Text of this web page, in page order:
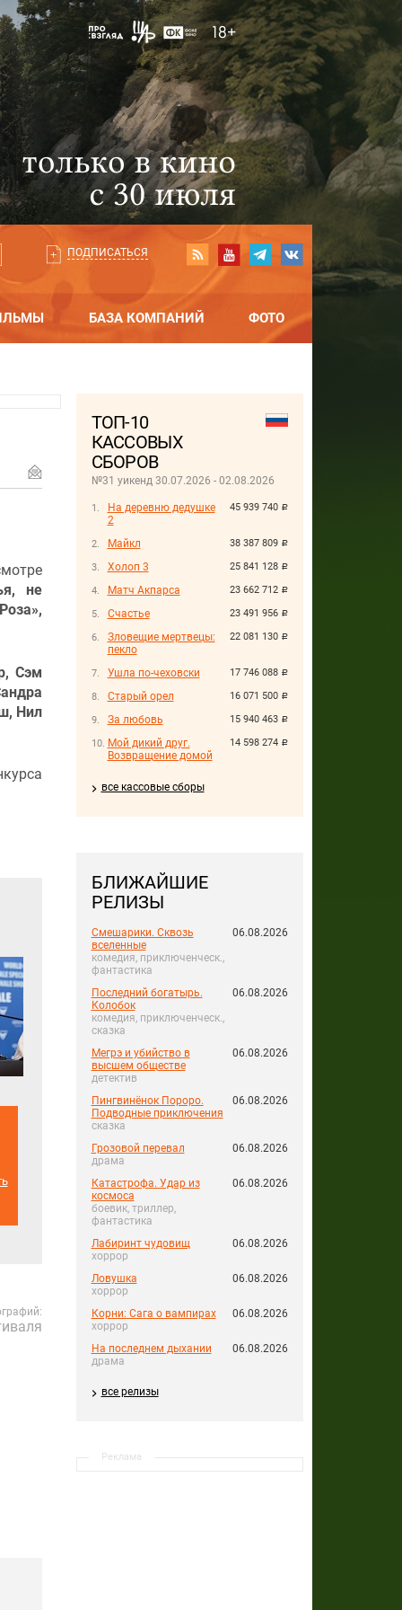
ПОДПИСАТЬСЯ
БАЗА КОМПАНИЙ ФОТО
ТОП-10
КАССОВЫХ
СБОРОВ
№31 уикенд 30.07.2026 - 02.08.2026
45 939 740 руб.
На деревню дедушке
2
38 387 809 руб.
Майкл
25 841 128 руб.
Холоп 3
23 662 712 руб.
Матч Акпарса
23 491 956 руб.
Счастье
22 081 130 руб.
Зловещие мертвецы:
пекло
17 746 088 руб.
Ушла по-чеховски
16 071 500 руб.
Старый орел
15 940 463 руб.
За любовь
14 598 274 руб.
Мой дикий друг.
Возвращение домой
все кассовые сборы
БЛИЖАЙШИЕ
РЕЛИЗЫ
Смешарики. Сквозь
вселенные
комедия, приключенческ.,
фантастика
06.08.2026
Последний богатырь.
Колобок
комедия, приключенческ.,
сказка
06.08.2026
Мегрэ и убийство в
высшем обществе
детектив
06.08.2026
Пингвинёнок Пороро.
Подводные приключения
сказка
06.08.2026
Грозовой перевал
драма
06.08.2026
Катастрофа. Удар из
космоса
боевик, триллер,
фантастика
06.08.2026
Лабиринт чудовищ
хоррор
06.08.2026
Ловушка
хоррор
06.08.2026
Корни: Сага о вампирах
хоррор
06.08.2026
На последнем дыхании
драма
06.08.2026
все релизы
Реклама
не
Сэм
Нил